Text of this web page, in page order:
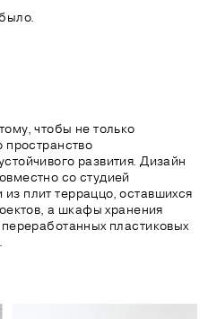
чтобы не только
пространство
развития. Дизайн
со студией
плит терраццо, оставшихся
а шкафы хранения
пластиковых
.